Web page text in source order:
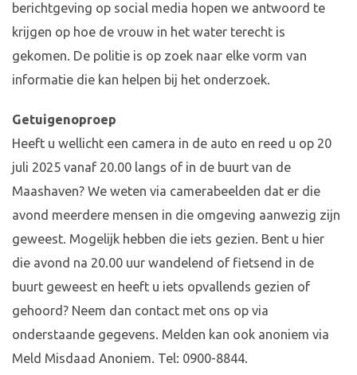
berichtgeving op social media hopen we antwoord te
krijgen op hoe de vrouw in het water terecht is
gekomen. De politie is op zoek naar elke vorm van
informatie die kan helpen bij het onderzoek.
Getuigenoproep
Heeft u wellicht een camera in de auto en reed u op 20
juli 2025 vanaf 20.00 langs of in de buurt van de
Maashaven? We weten via camerabeelden dat er die
avond meerdere mensen in die omgeving aanwezig zijn
geweest. Mogelijk hebben die iets gezien. Bent u hier
die avond na 20.00 uur wandelend of fietsend in de
buurt geweest en heeft u iets opvallends gezien of
gehoord? Neem dan contact met ons op via
onderstaande gegevens. Melden kan ook anoniem via
Meld Misdaad Anoniem. Tel: 0900-8844.